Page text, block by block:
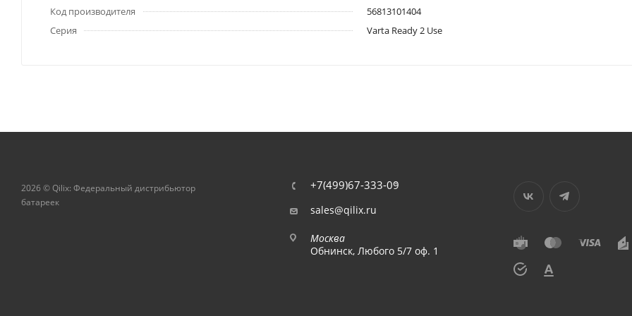
Код производителя
56813101404
Серия
Varta Ready 2 Use
2026 © Qilix: Федеральный дистрибьютор
батареек
+7(499)67-333-09
sales@qilix.ru
Москва
Обнинск, Любого 5/7 оф. 1